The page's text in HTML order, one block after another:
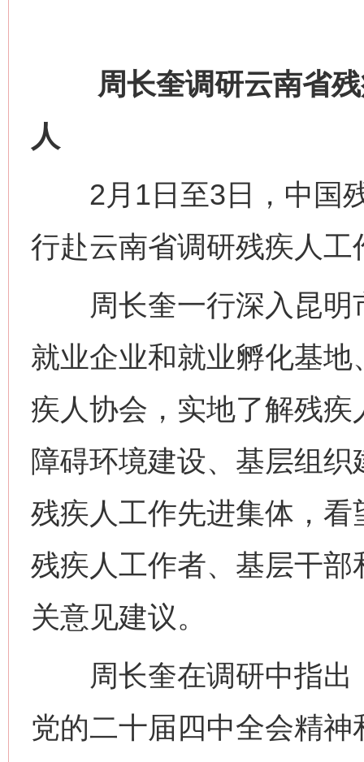
周长奎调研云南省残
人
2月1日至3日，中国残
行赴云南省调研残疾人
周长奎一行深入昆明
就业企业和就业孵化基
疾人协会，实地了解残
障碍环境建设、基层组
残疾人工作先进集体，
残疾人工作者、基层干
关意见建议。
周长奎在调研中指出
党的二十届四中全会精